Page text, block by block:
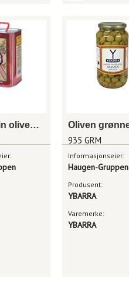
Extra virgin olivenolje 3l
935 GRM
Informasjonseier:
Haugen-Gruppen
Produsent:
YBARRA
Varemerke:
YBARRA